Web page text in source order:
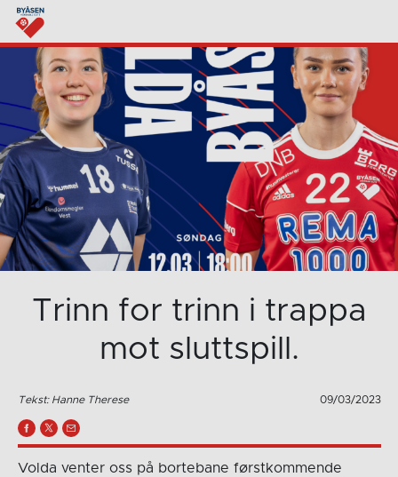
Trinn for trinn i trappa
mot sluttspill.
Tekst: Hanne Therese 09/03/2023
Volda venter oss på bortebane førstkommende